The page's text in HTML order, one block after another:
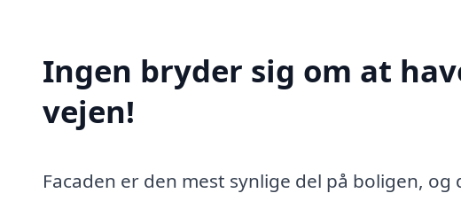
Ingen bryder sig om at
vejen!
Facaden er den mest synlige del på boligen,